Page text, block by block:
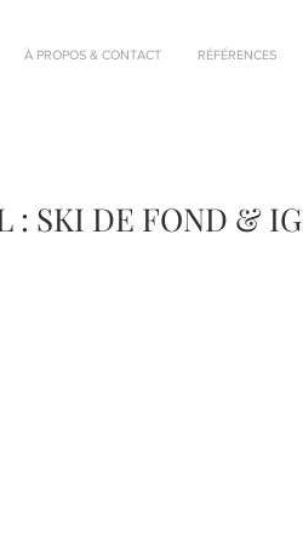
À PROPOS & CONTACT RÉFÉRENCES
: SKI DE FOND &